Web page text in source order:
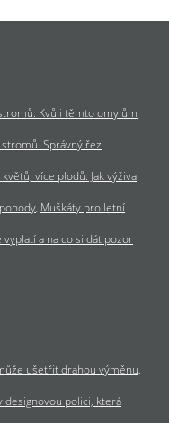
Kvůli těmto omylům
Správný řez
květů, více plodů: Jak výživa
Muškáty pro letní
a na co si dát pozor
ušetřit drahou výměnu
designovou polici, která